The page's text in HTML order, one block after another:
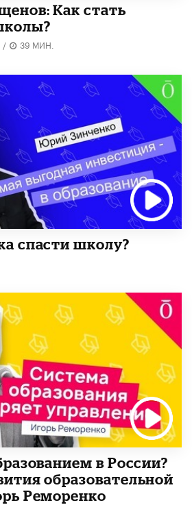
Как стать
/ 39 МИН.
спасти школу?
в России?
образовательной
Реморенко